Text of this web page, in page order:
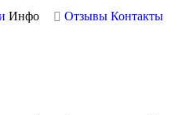
Инфо Отзывы Контакты